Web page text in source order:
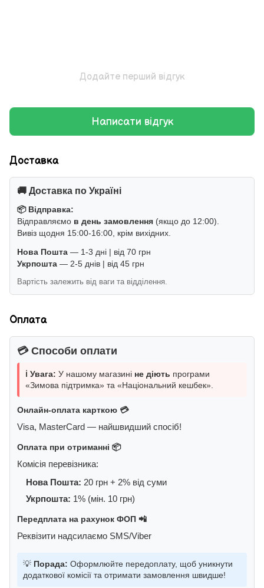
Додайте перший відгук
Написати відгук
Доставка
🚚 Доставка по Україні
📦 Відправка:
Відправляємо в день замовлення (якщо до 12:00).
Вивіз щодня 15:00-16:00, крім вихідних.
Нова Пошта — 1-3 дні | від 70 грн
Укрпошта — 2-5 днів | від 45 грн
Вартість залежить від ваги та відділення.
Оплата
💳 Способи оплати
ℹ️ Увага: У нашому магазині не діють програми
«Зимова підтримка» та «Національний кешбек».
Онлайн-оплата карткою 💳
Visa, MasterCard — найшвидший спосіб!
Оплата при отриманні 📦
Комісія перевізника:
Нова Пошта: 20 грн + 2% від суми
Укрпошта: 1% (мін. 10 грн)
Передплата на рахунок ФОП 📲
Реквізити надсилаємо SMS/Viber
💡 Порада: Оформлюйте передоплату, щоб уникнути
додаткової комісії та отримати замовлення швидше!